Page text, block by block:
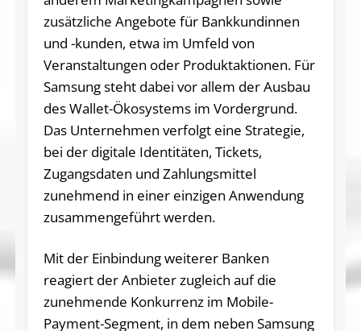
zusätzliche Angebote für Bankkundinnen
und -kunden, etwa im Umfeld von
Veranstaltungen oder Produktaktionen. Für
Samsung steht dabei vor allem der Ausbau
des Wallet-Ökosystems im Vordergrund.
Das Unternehmen verfolgt eine Strategie,
bei der digitale Identitäten, Tickets,
Zugangsdaten und Zahlungsmittel
zunehmend in einer einzigen Anwendung
zusammengeführt werden.
Mit der Einbindung weiterer Banken
reagiert der Anbieter zugleich auf die
zunehmende Konkurrenz im Mobile-
Payment-Segment, in dem neben Samsung